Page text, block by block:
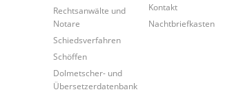
Rechtsanwälte und
Notare
Schiedsverfahren
Schöffen
Dolmetscher- und
Übersetzerdatenbank
Kontakt
Nachtbriefkasten